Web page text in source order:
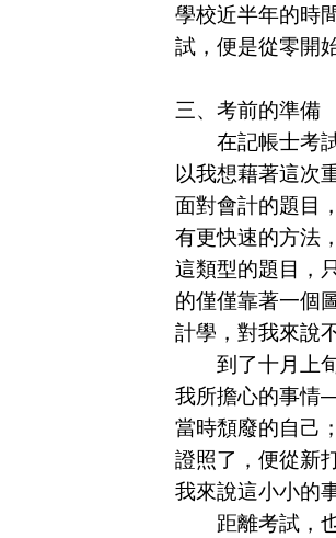
學校近半年的時
試，便是從零開
三、考前的準備
在記帳士考試
以我想藉著這次
面對會計的題目
有更快速的方法
這類型的題目，
的僅僅靠著一個
計學，對我來說
到了十月上旬
我所擔心的事情
當時頹廢的自己
證照了，便從新
我來說這小小的
距離考試，也